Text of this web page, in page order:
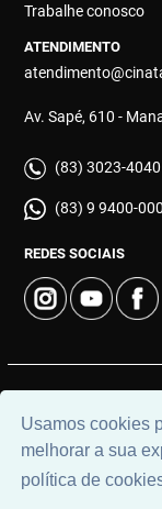
Usamos cookies
melhorar a sua
política de
Trabalhe conosco
ATENDIMENTO
Av. Sapé, 610 -
(83) 3023-4040
(83) 9 9400-
REDES SOCIAIS
Software.